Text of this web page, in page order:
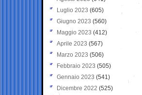
Luglio 2023 (605)
Giugno 2023 (560)
Maggio 2023 (412)
Aprile 2023 (567)
Marzo 2023 (506)
Febbraio 2023 (505)
Gennaio 2023 (541)
Dicembre 2022 (525)